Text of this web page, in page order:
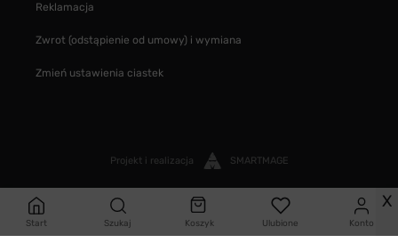
Start Szukaj Koszyk Ulubione Konto
Reklamacja
Zwrot (odstąpienie od umowy) i wymiana
Zmień ustawienia ciastek
Projekt i realizacja SMARTMAGE
X